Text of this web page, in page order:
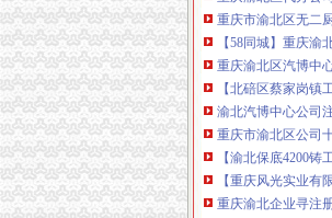
【58同城】重庆渝
重庆渝北区汽博中
【北碚区蔡家岗镇
渝北汽博中心公司
重庆市渝北区公司
【渝北保底4200铸
【重庆风光实业有
重庆渝北企业寻注
重庆市渝北区九章